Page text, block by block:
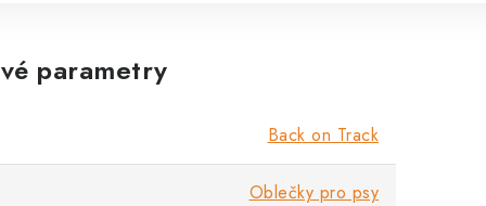
parametry
Back on Track
Oblečky pro psy